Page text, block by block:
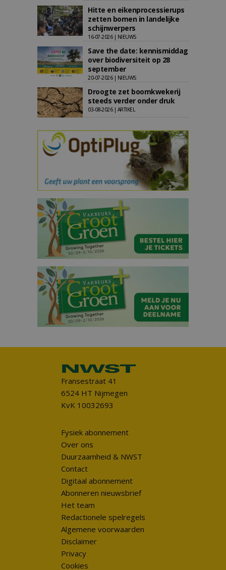
Hitte en eikenprocessierups
zetten bomen in landelijke
schijnwerpers
16-07-2026 | NIEUWS
Save the date: kennismiddag
over biodiversiteit op 28
september
20-07-2026 | NIEUWS
Droogte zet boomkwekerij
steeds verder onder druk
03-08-2026 | ARTIKEL
Fransestraat 41
6524 HT Nijmegen
KvK 10032693
Fysiek abonnement
Over ons
Duurzaamheid & NWST
Contact
Digitaal abonnement
Abonneren nieuwsbrief
Het team
Redactionele spelregels
Algemene voorwaarden
Disclaimer
Privacy
Cookies